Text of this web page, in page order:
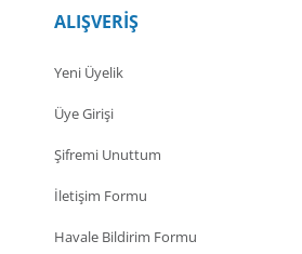
ALIŞVERİŞ
Yeni Üyelik
Üye Girişi
Şifremi Unuttum
İletişim Formu
Havale Bildirim Formu